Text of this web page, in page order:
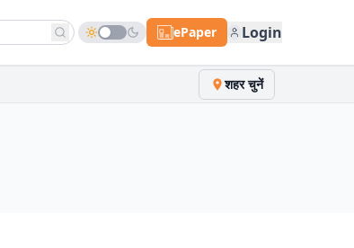
ePaper Login
शहर चुनें